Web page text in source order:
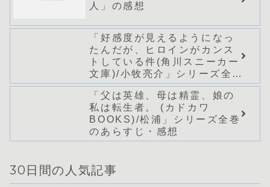
人」の感想
「好感度が見えるようになっ
たんだが、ヒロインがカンス
トしている件(角川スニーカー
文庫)/小牧亮介」シリーズ全巻
のあらすじ・感想
「父は英雄、母は精霊、娘の
私は転生者。 (カドカワ
BOOKS)/松浦」シリーズ全巻
のあらすじ・感想
30日間の人気記事